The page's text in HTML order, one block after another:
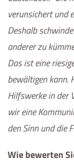
verunsichert und
Deshalb
anderer zu
Das ist eine
bewältigen kann.
Hilfswerke in der
wir eine
den Sinn und die
Wie bewerten